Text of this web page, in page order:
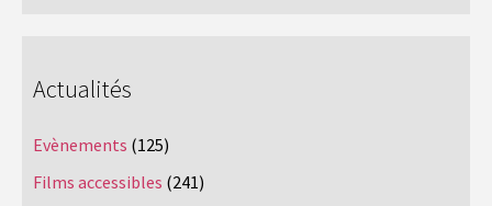
Actualités
Evènements (125)
Films accessibles (241)